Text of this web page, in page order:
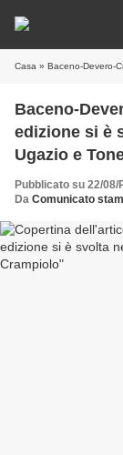
Casa » Baceno-Devero-Crampiolo
Baceno-
edizione si è
Ugazio e
Pubblicato su 22/08/
Da Comunicato